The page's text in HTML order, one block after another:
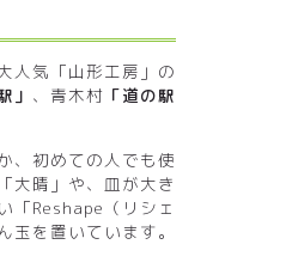
人気「山形工房」の
」 、青木村 「道の駅
、初めての人でも使
大晴」や、皿が大き
「Reshape（リシェ
玉を置いています。